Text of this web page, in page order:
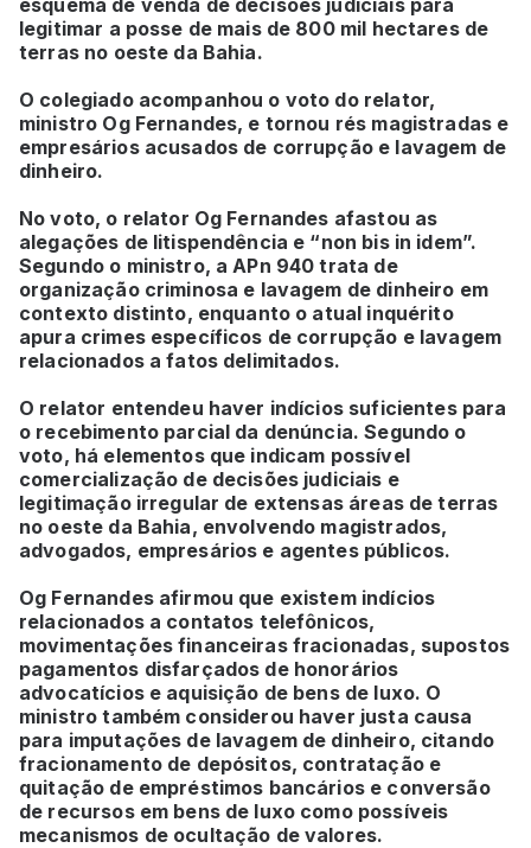
legitimar a posse de mais de 800 mil hectares de
terras no oeste da Bahia.
O colegiado acompanhou o voto do relator,
ministro Og Fernandes, e tornou rés magistradas e
empresários acusados de corrupção e lavagem de
dinheiro.
No voto, o relator Og Fernandes afastou as
alegações de litispendência e “non bis in idem”.
Segundo o ministro, a APn 940 trata de
organização criminosa e lavagem de dinheiro em
contexto distinto, enquanto o atual inquérito
apura crimes específicos de corrupção e lavagem
relacionados a fatos delimitados.
O relator entendeu haver indícios suficientes para
o recebimento parcial da denúncia. Segundo o
voto, há elementos que indicam possível
comercialização de decisões judiciais e
legitimação irregular de extensas áreas de terras
no oeste da Bahia, envolvendo magistrados,
advogados, empresários e agentes públicos.
Og Fernandes afirmou que existem indícios
relacionados a contatos telefônicos,
movimentações financeiras fracionadas, supostos
pagamentos disfarçados de honorários
advocatícios e aquisição de bens de luxo. O
ministro também considerou haver justa causa
para imputações de lavagem de dinheiro, citando
fracionamento de depósitos, contratação e
quitação de empréstimos bancários e conversão
de recursos em bens de luxo como possíveis
mecanismos de ocultação de valores.